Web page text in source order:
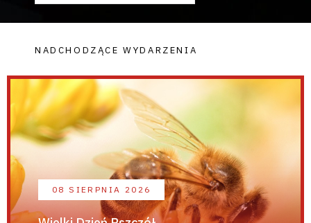
NADCHODZĄCE WYDARZENIA
08 SIERPNIA 2026